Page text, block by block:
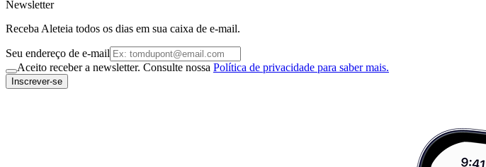
Newsletter
Receba Aleteia todos os dias em sua caixa de e-mail.
Seu endereço de e-mail
Aceito receber a newsletter. Consulte nossa Política de privacidade para saber mais.
Inscrever-se